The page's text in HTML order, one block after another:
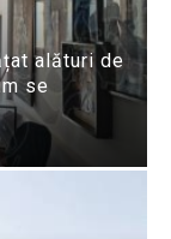
alături de
se